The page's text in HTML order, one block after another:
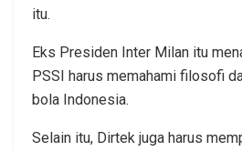
itu.
Eks Presiden Inter Milan itu
PSSI harus memahami filosofi
bola Indonesia.
Selain itu, Dirtek juga harus